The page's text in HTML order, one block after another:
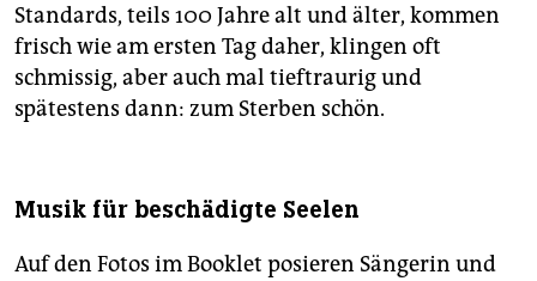
Standards, teils 100 Jahre alt und älter, kommen
frisch wie am ersten Tag daher, klingen oft
schmissig, aber auch mal tieftraurig und
spätestens dann: zum Sterben schön.
Musik für beschädigte Seelen
Auf den Fotos im Booklet posieren Sängerin und